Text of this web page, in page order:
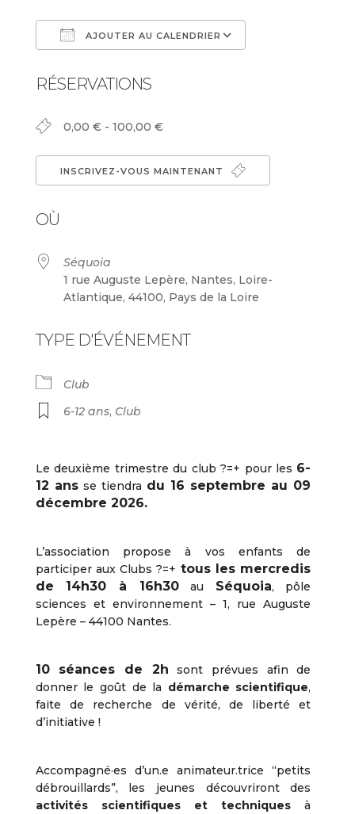
AJOUTER AU CALENDRIER
RÉSERVATIONS
0,00 € - 100,00 €
INSCRIVEZ-VOUS MAINTENANT
OÙ
Séquoia
1 rue Auguste Lepère, Nantes, Loire-
Atlantique, 44100, Pays de la Loire
TYPE D'ÉVÉNEMENT
Club
6-12 ans, Club
Le deuxième trimestre du club ?=+ pour les 6-
12 ansse tiendra du 16 septembre au 09
décembre 2026.
L’association propose à vos enfants de
participer aux Clubs ?=+ tous les mercredis
de 14h30 à 16h30au Séquoia, pôle
sciences et environnement – 1, rue Auguste
Lepère – 44100 Nantes.
10 séances de 2h sont prévues afin de
donner le goût de la démarche scientifique,
faite de recherche de vérité, de liberté et
d’initiative !
Accompagné·es d’un.e animateur.trice “petits
débrouillards”, les jeunes découvriront des
activités scientifiques et techniques à